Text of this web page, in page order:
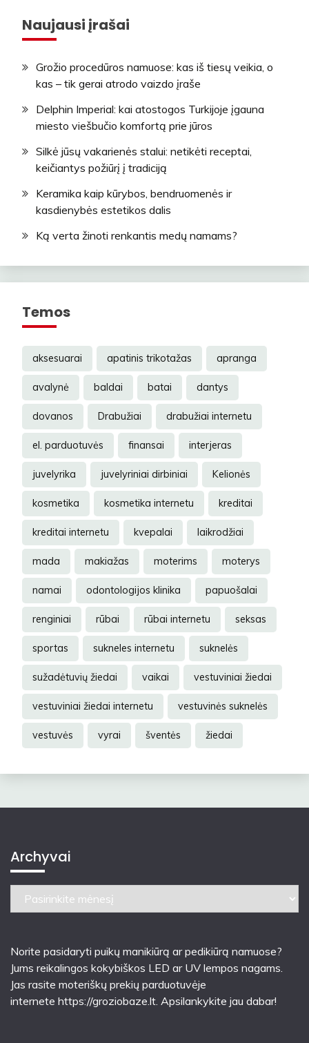
Naujausi įrašai
Grožio procedūros namuose: kas iš tiesų veikia, o
kas – tik gerai atrodo vaizdo įraše
Delphin Imperial: kai atostogos Turkijoje įgauna
miesto viešbučio komfortą prie jūros
Silkė jūsų vakarienės stalui: netikėti receptai,
keičiantys požiūrį į tradiciją
Keramika kaip kūrybos, bendruomenės ir
kasdienybės estetikos dalis
Ką verta žinoti renkantis medų namams?
Temos
aksesuarai apatinis trikotažas apranga
avalynė baldai batai dantys
dovanos Drabužiai drabužiai internetu
el. parduotuvės finansai interjeras
juvelyrika juvelyriniai dirbiniai Kelionės
kosmetika kosmetika internetu kreditai
kreditai internetu kvepalai laikrodžiai
mada makiažas moterims moterys
namai odontologijos klinika papuošalai
renginiai rūbai rūbai internetu seksas
sportas sukneles internetu suknelės
sužadėtuvių žiedai vaikai vestuviniai žiedai
vestuviniai žiedai internetu vestuvinės suknelės
vestuvės vyrai šventės žiedai
Archyvai
Archyvai
Norite pasidaryti puikų manikiūrą ar pedikiūrą namuose?
Jums reikalingos kokybiškos LED ar UV lempos nagams.
Jas rasite moteriškų prekių parduotuvėje
internete https://groziobaze.lt. Apsilankykite jau dabar!